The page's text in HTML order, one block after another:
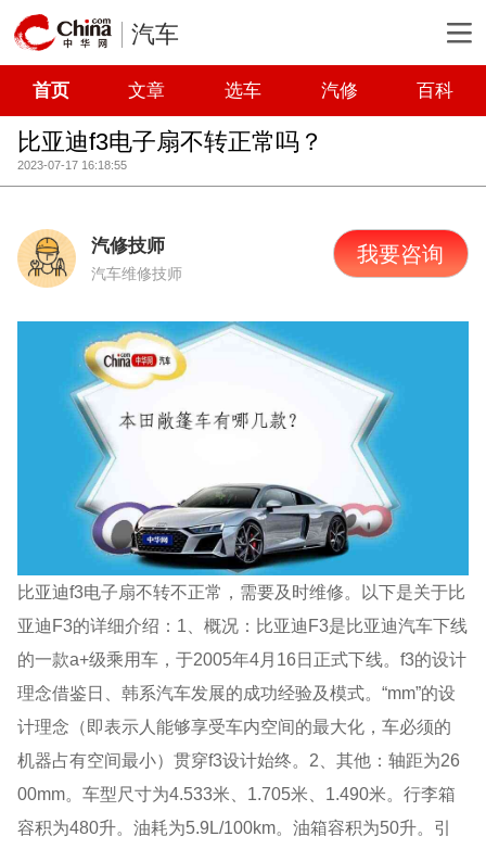
汽车
首页 文章 选车 汽修 百科
比亚迪f3电子扇不转正常吗？
2023-07-17 16:18:55
汽修技师
汽车维修技师
我要咨询
比亚迪f3电子扇不转不正常，需要及时维修。以下是关于比
亚迪F3的详细介绍：1、概况：比亚迪F3是比亚迪汽车下线
的一款a+级乘用车，于2005年4月16日正式下线。f3的设计
理念借鉴日、韩系汽车发展的成功经验及模式。“mm”的设
计理念（即表示人能够享受车内空间的最大化，车必须的
机器占有空间最小）贯穿f3设计始终。2、其他：轴距为26
00mm。车型尺寸为4.533米、1.705米、1.490米。行李箱
容积为480升。油耗为5.9L/100km。油箱容积为50升。引